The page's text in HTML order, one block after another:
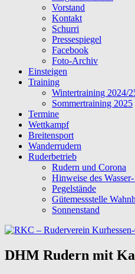
Vorstand
Kontakt
Schurri
Pressespiegel
Facebook
Foto-Archiv
Einsteigen
Training
Wintertraining 2024/
Sommertraining 2025
Termine
Wettkampf
Breitensport
Wanderrudern
Ruderbetrieb
Rudern und Corona
Hinweise des
Pegelstände
Gütemessstelle
Sonnenstand
DHM Rudern mit